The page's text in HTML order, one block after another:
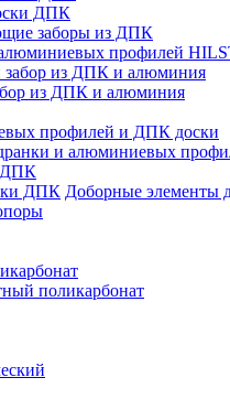
ДПК
заборы из ДПК
профилей
забор из ДПК и алюминия
из ДПК и алюминия
профилей и ДПК доски
и алюминиевых
ДПК
Доборные элементы
поликарбонат